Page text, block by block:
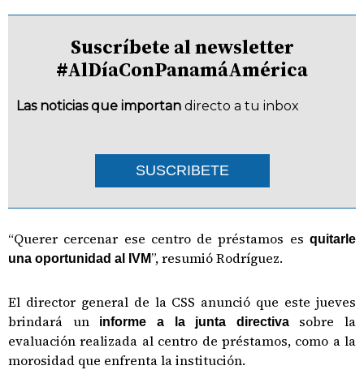
Suscríbete al newsletter
#AlDíaConPanamáAmérica
Las noticias que importan directo a tu inbox
SUSCRIBETE
“Querer cercenar ese centro de préstamos es quitarle
una oportunidad al IVM”, resumió Rodríguez.
El director general de la CSS anunció que este jueves
brindará un
informe a la junta directiva sobre la
evaluación realizada al centro de préstamos, como a la
morosidad que enfrenta la institución.